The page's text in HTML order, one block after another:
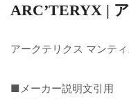
ARC’TERYX |
アークテリクス マンテ
■メーカー説明文引用